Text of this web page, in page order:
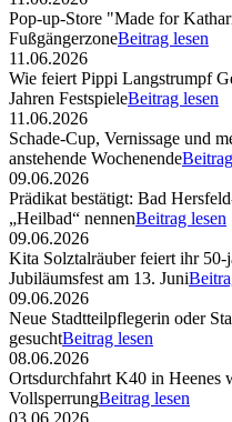
Pop-up-Store "Made for
FußgängerzoneBeitrag lesen
11.06.2026
Wie feiert Pippi Langstrumpf
Jahren FestspieleBeitrag lesen
11.06.2026
Schade-Cup, Vernissage und
anstehende Wochenende
09.06.2026
Prädikat bestätigt: Bad
„Heilbad“ nennenBeitrag lesen
09.06.2026
Kita Solztalräuber feiert ihr 50-
Jubiläumsfest am 13. Juni
09.06.2026
Neue Stadtteilpflegerin oder
gesuchtBeitrag lesen
08.06.2026
Ortsdurchfahrt K40 in Heenes
VollsperrungBeitrag lesen